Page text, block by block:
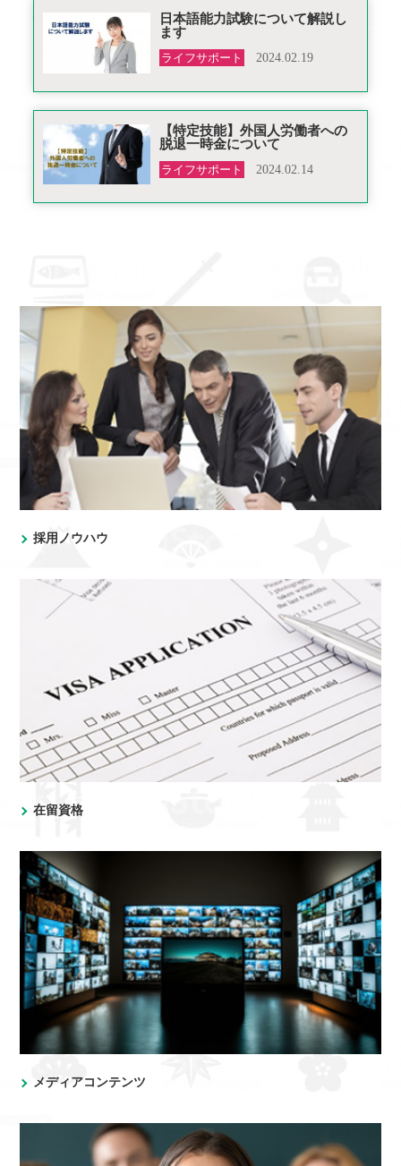
日本語能力試験について解説し
ます
ライフサポート 2024.02.19
【特定技能】外国人労働者への
脱退一時金について
ライフサポート 2024.02.14
採用ノウハウ
在留資格
メディアコンテンツ